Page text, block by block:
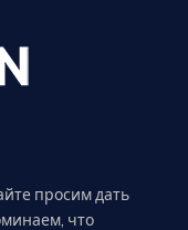
просим дать
что